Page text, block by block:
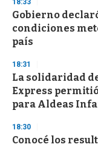
18:33
Gobierno
condiciones
país
18:31
La solidaridad
Express
para Aldeas
18:30
Conocé los